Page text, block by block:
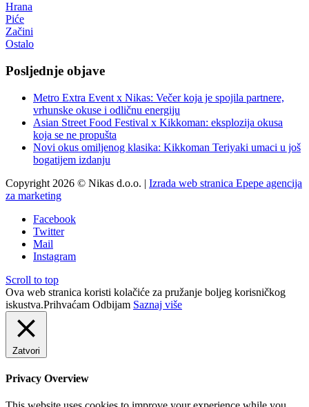
Hrana
Piće
Začini
Ostalo
Posljednje objave
Metro Extra Event x Nikas: Večer koja je spojila partnere,
vrhunske okuse i odličnu energiju
Asian Street Food Festival x Kikkoman: eksplozija okusa
koja se ne propušta
Novi okus omiljenog klasika: Kikkoman Teriyaki umaci u još
bogatijem izdanju
Copyright 2026 © Nikas d.o.o. | Izrada web stranica Epepe agencija
za marketing
Facebook
Twitter
Mail
Instagram
Scroll to top
Ova web stranica koristi kolačiće za pružanje boljeg korisničkog
iskustva.Prihvaćam Odbijam Saznaj više
Zatvori
Privacy Overview